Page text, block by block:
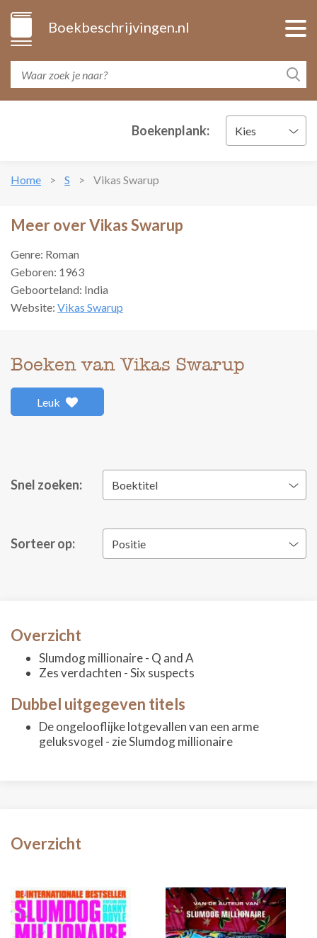
Boekbeschrijvingen.nl
Boekenplank: Kies
Home S Vikas Swarup
Meer over Vikas Swarup
Genre: Roman
Geboren: 1963
Geboorteland: India
Website: Vikas Swarup
Boeken van Vikas Swarup
Leuk
Snel zoeken: Boektitel
Sorteer op: Positie
Overzicht
Slumdog millionaire - Q and A
Zes verdachten - Six suspects
Dubbel uitgegeven titels
De ongelooflijke lotgevallen van een arme
geluksvogel - zie Slumdog millionaire
Overzicht